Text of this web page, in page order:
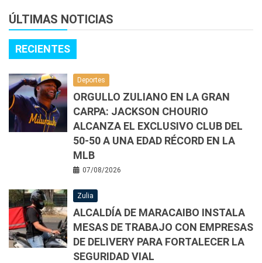
ÚLTIMAS NOTICIAS
RECIENTES
Deportes
ORGULLO ZULIANO EN LA GRAN
CARPA: JACKSON CHOURIO
ALCANZA EL EXCLUSIVO CLUB DEL
50-50 A UNA EDAD RÉCORD EN LA
MLB
07/08/2026
Zulia
ALCALDÍA DE MARACAIBO INSTALA
MESAS DE TRABAJO CON EMPRESAS
DE DELIVERY PARA FORTALECER LA
SEGURIDAD VIAL